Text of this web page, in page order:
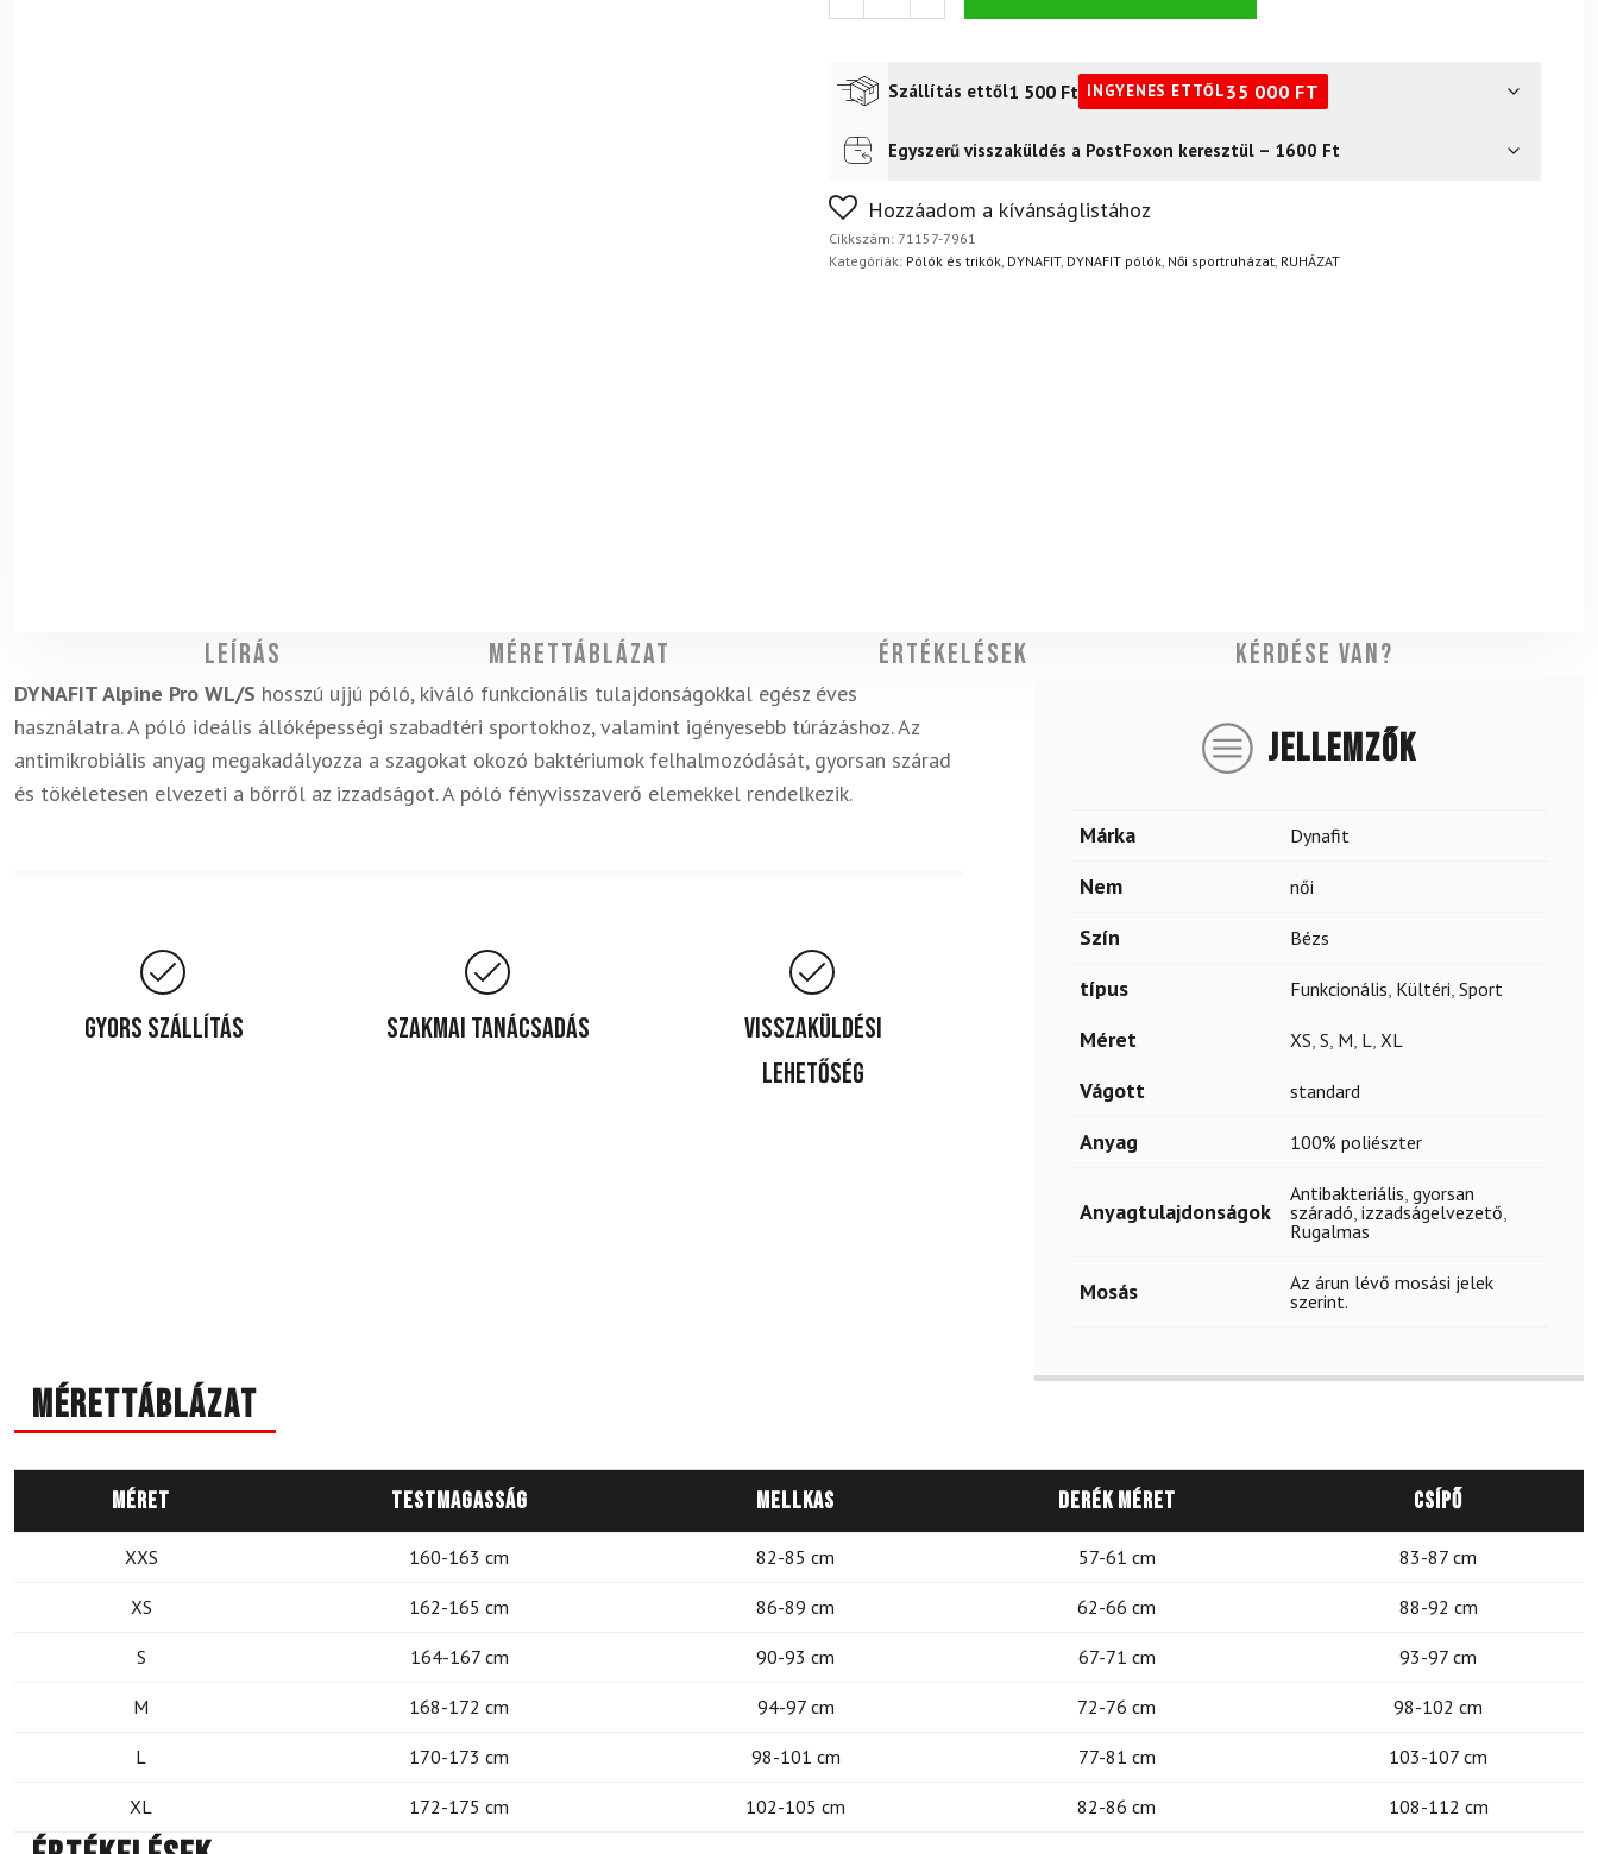
sporting
mennyiségSzállítás ettől1 500 Ft INGYENES ETTŐL35 000 FT
Futár a címre2 400Ft
FoxPost
Egyszerű visszaküldés a PostFoxon keresztül – 1600 Ft
Nem biztos a választásában? Semmi gond – a terméket egyszerűen visszaküldheti 14
napon belül, indoklás nélkül.
Hozzáadom a kívánságlistához
Cikkszám: 71157-7961
Kategóriák: Pólók és trikók, DYNAFIT, DYNAFIT pólók, Női sportruházat, RUHÁZAT
Leírás Mérettáblázat Értékelések Kérdése van?
DYNAFIT Alpine Pro WL/S hosszú ujjú póló, kiváló funkcionális tulajdonságokkal egész éves
használatra. A póló ideális állóképességi szabadtéri sportokhoz, valamint igényesebb túrázáshoz. Az
antimikrobiális anyag megakadályozza a szagokat okozó baktériumok felhalmozódását, gyorsan szárad
és tökéletesen elvezeti a bőrről az izzadságot. A póló fényvisszaverő elemekkel rendelkezik.
Gyors szállítás Szakmai tanácsadás
Visszaküldési
lehetőség
JELLEMZŐK
Márka Dynafit
Nem női
Szín Bézs
típus Funkcionális, Kültéri, Sport
Méret XS, S, M, L, XL
Vágott standard
Anyag 100% poliészter
Anyagtulajdonságok
Antibakteriális, gyorsan
száradó, izzadságelvezető,
Rugalmas
Mosás
Az árun lévő mosási jelek
szerint.
Mérettáblázat
Méret Testmagasság Mellkas Derék méret Csípő
XXS 160-163 cm 82-85 cm 57-61 cm 83-87 cm
XS 162-165 cm 86-89 cm 62-66 cm 88-92 cm
S 164-167 cm 90-93 cm 67-71 cm 93-97 cm
M 168-172 cm 94-97 cm 72-76 cm 98-102 cm
L 170-173 cm 98-101 cm 77-81 cm 103-107 cm
XL 172-175 cm 102-105 cm 82-86 cm 108-112 cm